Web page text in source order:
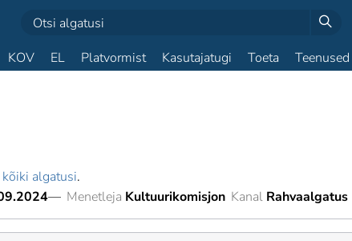
KOV EL Platvormist Kasutajatugi Toeta Teenused
kõiki algatusi.
— Menetleja Kultuurikomisjon Kanal Rahvaalgatus